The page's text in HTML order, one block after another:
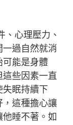
、心理壓力、
過自然就消
可能是身體
這些因素一直
眠持續下
，這種擔心讓
睡不著。如